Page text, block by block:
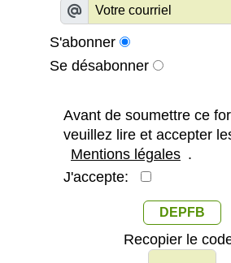
S'abonner
Se désabonner
Avant de soumettre ce
veuillez lire et accepter
Mentions légales .
J'accepte:
DEPFB
Recopier le